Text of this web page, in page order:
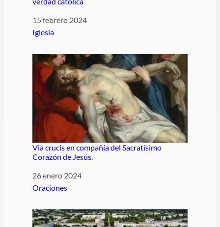
Fecha
15 febrero 2024
Respecto a
Iglesia
Via crucis en compañía del Sacratísimo
Corazón de Jesús.
Fecha
26 enero 2024
Respecto a
Oraciones